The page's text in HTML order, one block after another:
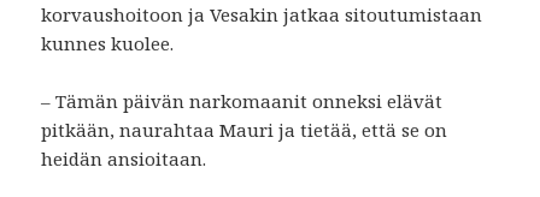
korvaushoitoon ja Vesakin jatkaa sitoutumistaan
kunnes kuolee.
– Tämän päivän narkomaanit onneksi elävät
pitkään, naurahtaa Mauri ja tietää, että se on
heidän ansioitaan.